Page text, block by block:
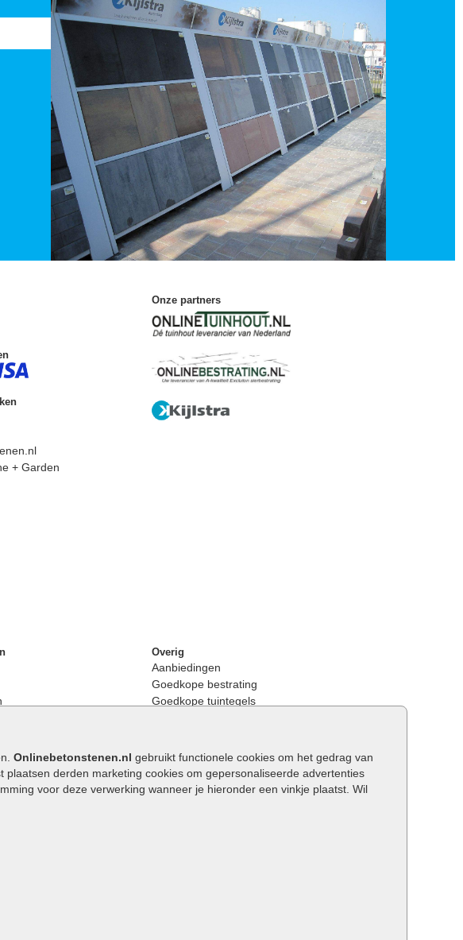
Onlinebetonstenen.nl gebruikt functionele cookies om het gedrag van
derden marketing cookies om gepersonaliseerde advertenties
voor deze verwerking wanneer je hieronder een vinkje plaatst. Wil
+ Garden
Onze partners
Overig
Aanbiedingen
Goedkope bestrating
Goedkope tuintegels
Opsluitbanden plaatsen
Keerwanden
Traptreden tuin